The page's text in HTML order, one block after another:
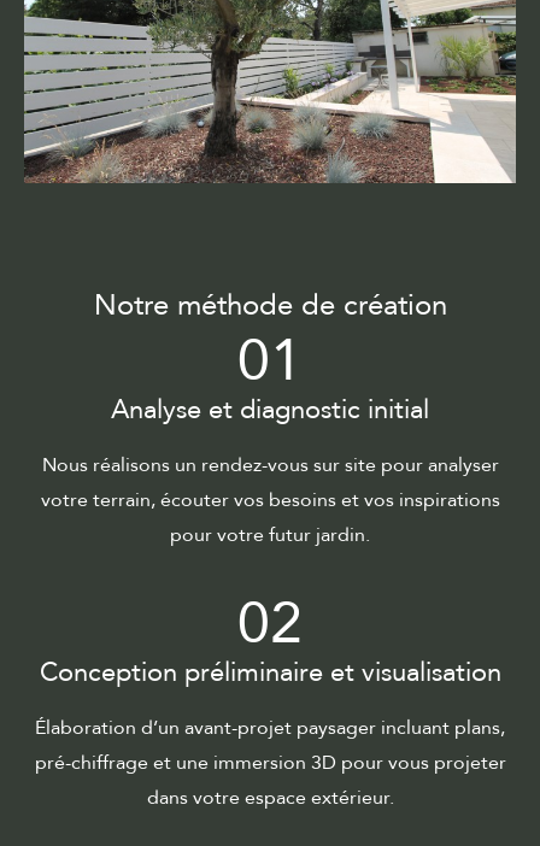
Notre méthode de création
01
Analyse et diagnostic initial
Nous réalisons un rendez-vous sur site pour analyser
votre terrain, écouter vos besoins et vos inspirations
pour votre futur jardin.
02
Conception préliminaire et visualisation
Élaboration d’un avant-projet paysager incluant plans,
pré-chiffrage et une immersion 3D pour vous projeter
dans votre espace extérieur.